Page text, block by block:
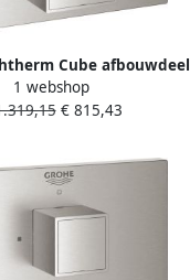
Cube afbouwdeel
douchethermostaat met
hoofd- en handdouche
1 webshop
€ 815,43